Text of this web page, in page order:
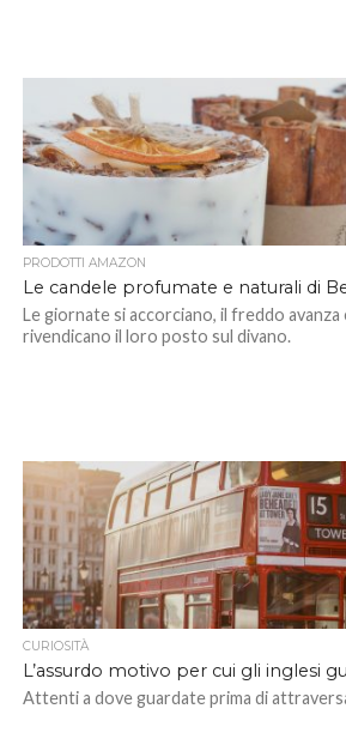
PRODOTTI AMAZON
Le candele profumate e naturali di
Le giornate si accorciano, il freddo
rivendicano il loro posto sul divano.
CURIOSITÀ
L’assurdo motivo per cui gli inglesi
Attenti a dove guardate prima di